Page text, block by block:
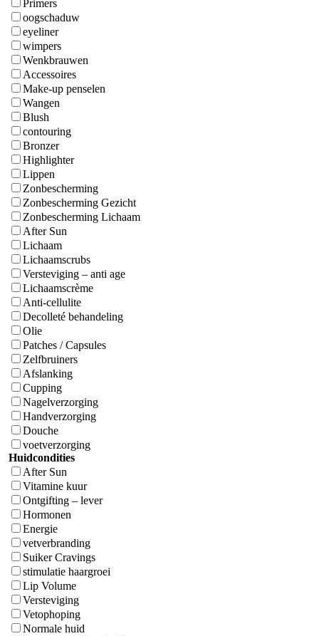
Primers
oogschaduw
eyeliner
wimpers
Wenkbrauwen
Accessoires
Make-up penselen
Wangen
Blush
contouring
Bronzer
Highlighter
Lippen
Zonbescherming
Zonbescherming Gezicht
Zonbescherming Lichaam
After Sun
Lichaam
Lichaamscrubs
Versteviging – anti age
Lichaamscrème
Anti-cellulite
Decolleté behandeling
Olie
Patches / Capsules
Zelfbruiners
Afslanking
Cupping
Nagelverzorging
Handverzorging
Douche
voetverzorging
Huidcondities
After Sun
Vitamine kuur
Ontgifting – lever
Hormonen
Energie
vetverbranding
Suiker Cravings
stimulatie haargroei
Lip Volume
Versteviging
Vetophoping
Normale huid